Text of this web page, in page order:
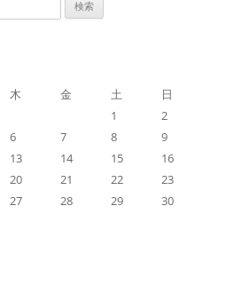
木 金 土 日
1
2
6 7 8
9
13 14 15
16
20 21 22
23
27 28 29
30